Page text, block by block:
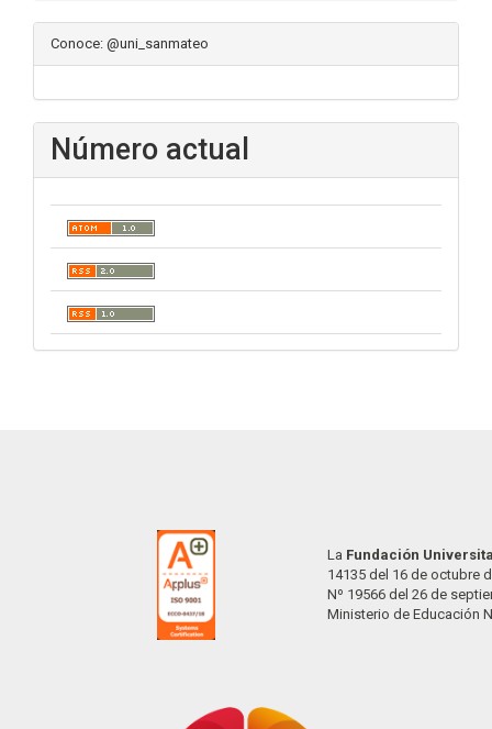
Conoce: @uni_sanmateo
Número actual
La Fundación
14135 del 16 de octubre
Nº 19566 del 26 de
Ministerio de Educación